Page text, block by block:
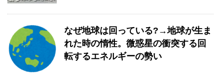
なぜ地球は回っている?→地球が生ま
れた時の惰性。微惑星の衝突する回
転するエネルギーの勢い